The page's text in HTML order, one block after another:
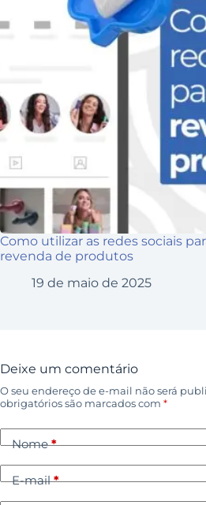
Como utilizar as redes sociais
revenda de produtos
19 de maio de 2025
Deixe um comentário
O seu endereço de e-mail não será
obrigatórios são marcados com *
Nome*
E-mail*